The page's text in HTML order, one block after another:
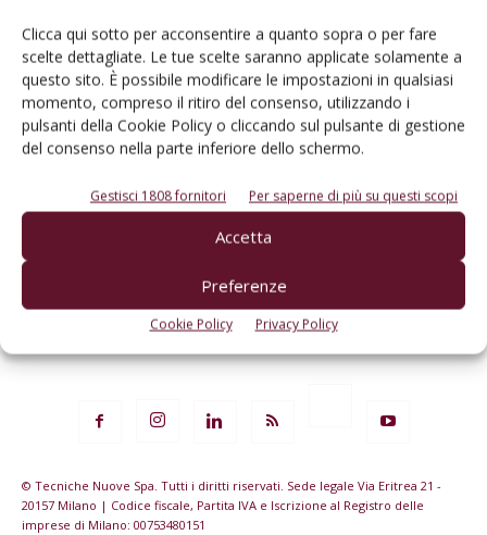
Clicca qui sotto per acconsentire a quanto sopra o per fare
scelte dettagliate. Le tue scelte saranno applicate solamente a
questo sito. È possibile modificare le impostazioni in qualsiasi
momento, compreso il ritiro del consenso, utilizzando i
pulsanti della Cookie Policy o cliccando sul pulsante di gestione
del consenso nella parte inferiore dello schermo.
Gestisci 1808 fornitori Per saperne di più su questi scopi
Accetta
Preferenze
Cookie Policy Privacy Policy
Rimani aggiornato sul mondo
dell’agricoltura
Iscriviti alle nostre newsletter
© Tecniche Nuove Spa. Tutti i diritti riservati. Sede legale Via Eritrea 21 -
20157 Milano | Codice fiscale, Partita IVA e Iscrizione al Registro delle
imprese di Milano: 00753480151